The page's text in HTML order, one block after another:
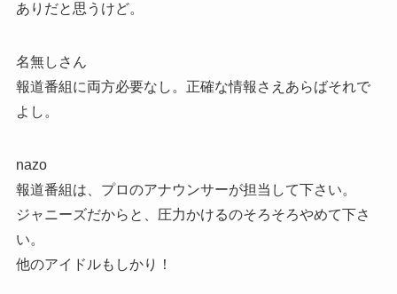
ありだと思うけど。
名無しさん
報道番組に両方必要なし。正確な情報さえあらばそれで
よし。
nazo
報道番組は、プロのアナウンサーが担当して下さい。
ジャニーズだからと、圧力かけるのそろそろやめて下さ
い。
他のアイドルもしかり！